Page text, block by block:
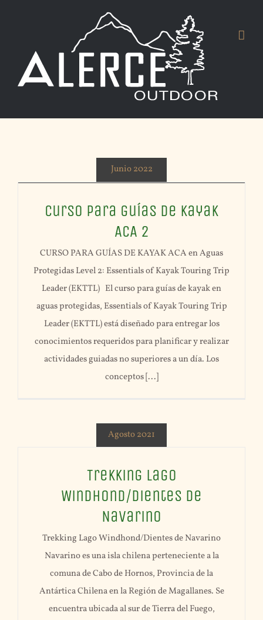
Junio 2022
Curso para guías de Kayak
ACA 2
CURSO PARA GUÍAS DE KAYAK ACA en Aguas
Protegidas Level 2: Essentials of Kayak Touring Trip
Leader (EKTTL) El curso para guías de kayak en
aguas protegidas, Essentials of Kayak Touring Trip
Leader (EKTTL) está diseñado para entregar los
conocimientos requeridos para planificar y realizar
actividades guiadas no superiores a un día. Los
conceptos [...]
Agosto 2021
Trekking Lago
Windhond/Dientes de
Navarino
Trekking Lago Windhond/Dientes de Navarino
Navarino es una isla chilena perteneciente a la
comuna de Cabo de Hornos, Provincia de la
Antártica Chilena en la Región de Magallanes. Se
encuentra ubicada al sur de Tierra del Fuego,